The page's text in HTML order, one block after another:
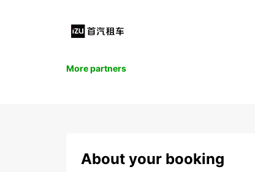
More partners
About your booking